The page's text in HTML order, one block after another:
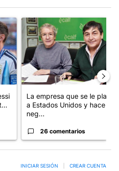
el título "Milei despidió a Jorge
Un artículo de tendencia con
La empresa que se le plantó
a Estados Unidos y hace
neg...
26 comentarios
INICIAR SESIÓN CREAR CUENTA